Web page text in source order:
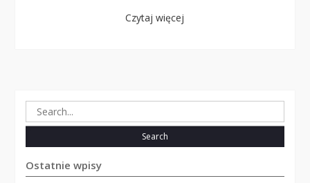
Czytaj więcej
Search
for:
Ostatnie wpisy